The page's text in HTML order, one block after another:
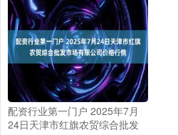
配资行业第一门户 2025年7月
24日天津市红旗农贸综合批发